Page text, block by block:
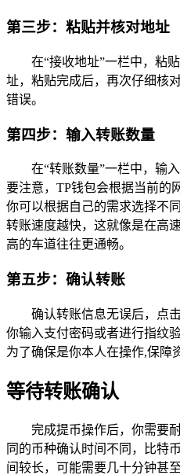
第三步：粘贴并核对地址
在“接收地址”一栏中，粘
址，粘贴完成后，再次仔细核
错误。
第四步：输入转账数量
在“转账数量”一栏中，输
要注意，TP钱包会根据当前的
你可以根据自己的需求选择不
转账速度越快，这就像是在高
高的车道往往更通畅。
第五步：确认转账
确认转账信息无误后，点
你输入支付密码或者进行指纹
为了确保是你本人在操作,保障
等待转账确认
完成提币操作后，你需要
同的币种确认时间不同，比特
间较长，可能需要几十分钟甚